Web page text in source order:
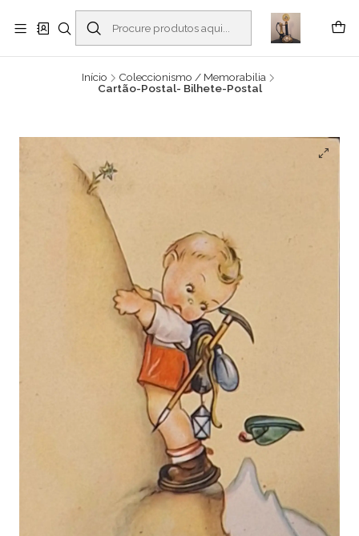
Buscantiguidades - Leilões. Colecionismo e antiguidades em Viana do
Castelo -
Ler mais
Início
Coleccionismo / Memorabilia
Cartão-Postal- Bilhete-Postal